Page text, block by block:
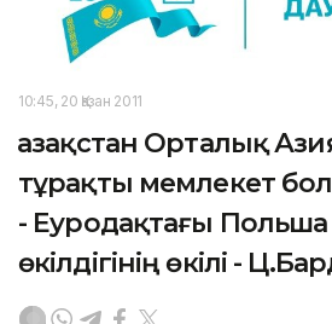
10:45, 20 Қазан 2011
Қазақстан Орталық
тұрақты мемлекет
- Еуродақтағы
өкілдігінің өкілі -